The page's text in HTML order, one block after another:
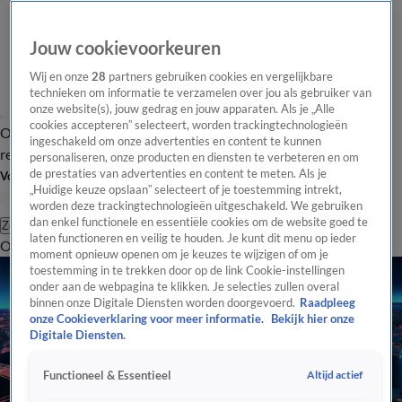
Overzicht Laatste nieuws Regionieuws Het beste van Hart
Tip de
redactie
Volg Hart van Nederland
Zoeken
OverzichtRegioUitzendingenWeerTip de redactiePanelVideo's
Jouw cookievoorkeuren
Wij en onze28 partners gebruiken cookies en vergelijkbare
technieken om informatie te verzamelen over jou als gebruiker van
onze website(s), jouw gedrag en jouw apparaten. Als je „Alle
cookies accepteren” selecteert, worden trackingtechnologieën
ingeschakeld om onze advertenties en content te kunnen
personaliseren, onze producten en diensten te verbeteren en om
de prestaties van advertenties en content te meten. Als je
„Huidige keuze opslaan” selecteert of je toestemming intrekt,
worden deze trackingtechnologieën uitgeschakeld. We gebruiken
dan enkel functionele en essentiële cookies om de website goed te
laten functioneren en veilig te houden. Je kunt dit menu op ieder
moment opnieuw openen om je keuzes te wijzigen of om je
toestemming in te trekken door op de link Cookie-instellingen
onder aan de webpagina te klikken. Je selecties zullen overal
binnen onze Digitale Diensten worden doorgevoerd. Raadpleeg
onze Cookieverklaring voor meer informatie.
Bekijk hier onze
Digitale Diensten.
Functioneel & Essentieel Altijd actief